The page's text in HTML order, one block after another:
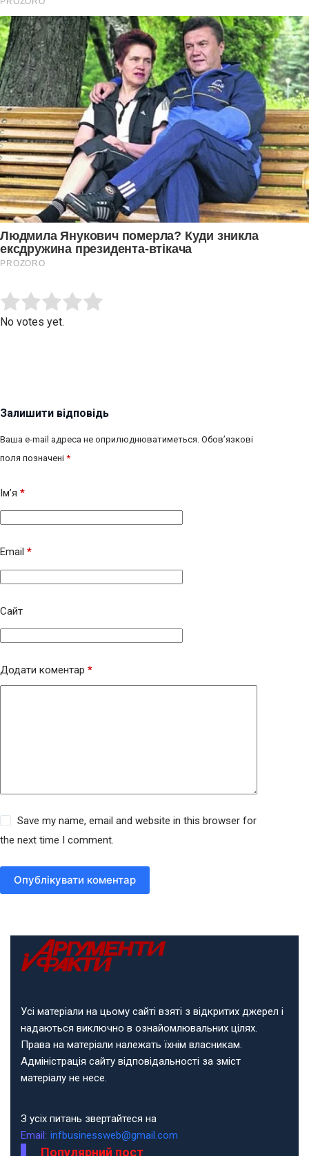
Rate this item:
No votes yet.
Залишити відповідь
Ваша e-mail адреса не оприлюднюватиметься. Обов’язкові
поля позначені *
Ім’я *
Email *
Сайт
Додати коментар *
Save my name, email and website in this browser for
the next time I comment.
Опублікувати коментар
Усі матеріали на цьому сайті взяті з відкритих джерел і
надаються виключно в ознайомлювальних цілях.
Права на матеріали належать їхнім власникам.
Адміністрація сайту відповідальності за зміст
матеріалу не несе.
З усіх питань звертайтеся на
Email: infbusinessweb@gmail.com
Популярний пост